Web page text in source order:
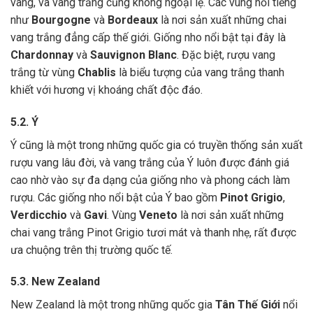
như Bourgogne và Bordeaux là nơi sản xuất những chai
vang trắng đẳng cấp thế giới. Giống nho nổi bật tại đây là
Chardonnay và Sauvignon Blanc. Đặc biệt, rượu vang
trắng từ vùng Chablis là biểu tượng của vang trắng thanh
khiết với hương vị khoáng chất độc đáo.
5.2. Ý
Ý cũng là một trong những quốc gia có truyền thống sản xuất
rượu vang lâu đời, và vang trắng của Ý luôn được đánh giá
cao nhờ vào sự đa dạng của giống nho và phong cách làm
rượu. Các giống nho nổi bật của Ý bao gồm Pinot Grigio,
Verdicchio và Gavi. Vùng Veneto là nơi sản xuất những
chai vang trắng Pinot Grigio tươi mát và thanh nhẹ, rất được
ưa chuộng trên thị trường quốc tế.
5.3. New Zealand
New Zealand là một trong những quốc gia Tân Thế Giới nổi